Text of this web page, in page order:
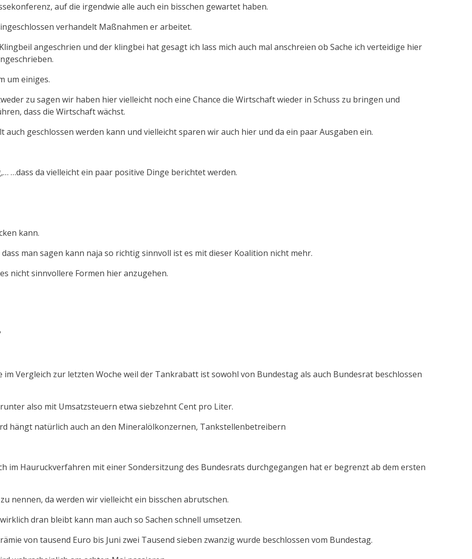
auf die irgendwie alle auch ein bisschen gewartet haben.
verhandelt Maßnahmen er arbeitet.
angeschrien und der klingbei hat gesagt ich lass mich auch mal anschreien ob Sache ich verteidige hier
um einiges.
zu sagen wir haben hier vielleicht noch eine Chance die Wirtschaft wieder in Schuss zu bringen und
dass die Wirtschaft wächst.
auch geschlossen werden kann und vielleicht sparen wir auch hier und da ein paar Ausgaben ein.
…dass da vielleicht ein paar positive Dinge berichtet werden.
kann.
man sagen kann naja so richtig sinnvoll ist es mit dieser Koalition nicht mehr.
nicht sinnvollere Formen hier anzugehen.
im Vergleich zur letzten Woche weil der Tankrabatt ist sowohl von Bundestag als auch Bundesrat beschlossen
also mit Umsatzsteuern etwa siebzehnt Cent pro Liter.
hängt natürlich auch an den Mineralölkonzernen, Tankstellenbetreibern
im Hauruckverfahren mit einer Sondersitzung des Bundesrats durchgegangen hat er begrenzt ab dem ersten
nennen, da werden wir vielleicht ein bisschen abrutschen.
dran bleibt kann man auch so Sachen schnell umsetzen.
von tausend Euro bis Juni zwei Tausend sieben zwanzig wurde beschlossen vom Bundestag.